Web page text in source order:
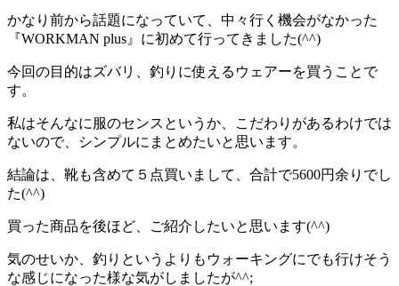
かなり前から話題になっていて、中々行く機会がなかった
『WORKMAN plus』に初めて行ってきました(^^)
今回の目的はズバリ、釣りに使えるウェアーを買うことで
す。
私はそんなに服のセンスというか、こだわりがあるわけでは
ないので、シンプルにまとめたいと思います。
結論は、靴も含めて５点買いまして、合計で5600円余りでし
た(^^)
買った商品を後ほど、ご紹介したいと思います(^^)
気のせいか、釣りというよりもウォーキングにでも行けそう
な感じになった様な気がしましたが^^;